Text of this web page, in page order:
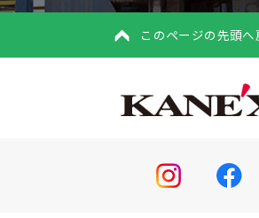
このページの先頭へ